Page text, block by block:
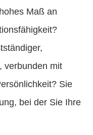
Maß an
verbunden mit
Sie
bei der Sie Ihre